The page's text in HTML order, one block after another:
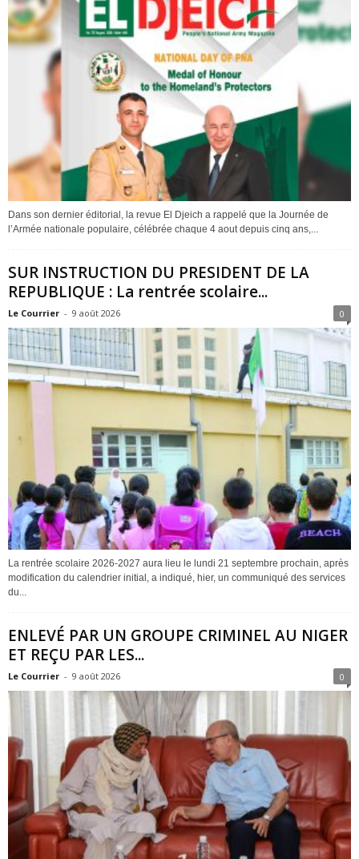
Dans son dernier éditorial, la revue El Djeich a rappelé que la Journée de
l’Armée nationale populaire, célébrée chaque 4 aout depuis cinq ans,...
SUR INSTRUCTION DU PRESIDENT DE LA
REPUBLIQUE : La rentrée scolaire...
Le Courrier - 9 août 2026 0
La rentrée scolaire 2026-2027 aura lieu le lundi 21 septembre prochain, après
modification du calendrier initial, a indiqué, hier, un communiqué des services
du...
ENLEVÉ PAR UN GROUPE CRIMINEL AU NIGER
ET REÇU PAR LES...
Le Courrier - 9 août 2026 0